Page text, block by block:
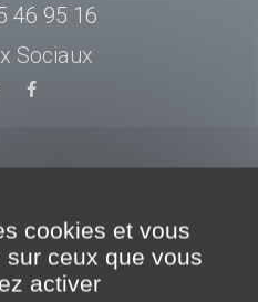
46 95 16
Sociaux
/ Création
cookies et vous
ceux que vous
activer